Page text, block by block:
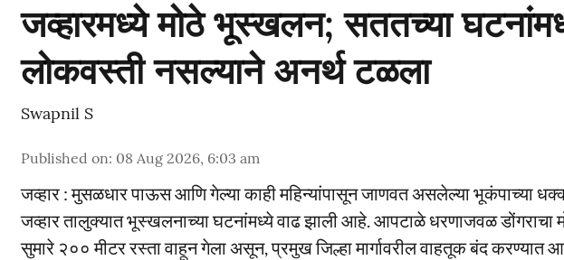
जव्हारमध्ये मोठे भूस्खलन; सततच्या
लोकवस्ती नसल्याने अनर्थ टळला
Swapnil S
Published on: 08 Aug 2026, 6:03 am
जव्हार : मुसळधार पाऊस आणि गेल्या काही महिन्यांपासून जाणवत असलेल्या भूकंपाच्या
जव्हार तालुक्यात भूस्खलनाच्या घटनांमध्ये वाढ झाली आहे. आपटाळे धरणाजवळ डोंगराचा
सुमारे २०० मीटर रस्ता वाहून गेला असून, प्रमुख जिल्हा मार्गावरील वाहतूक बंद करण्यात